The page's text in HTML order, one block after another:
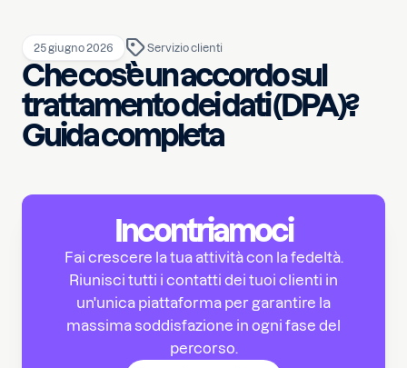
25 giugno 2026 Servizio clienti
Che cos’è un accordo sul
trattamento dei dati (DPA)?
Guida completa
Incontriamoci
Fai crescere la tua attività con la fedeltà.
Riunisci tutti i contatti dei tuoi clienti in
un'unica piattaforma per garantire la
massima soddisfazione in ogni fase del
percorso.